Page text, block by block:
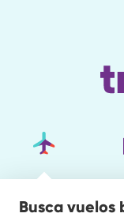
Busca vuelos